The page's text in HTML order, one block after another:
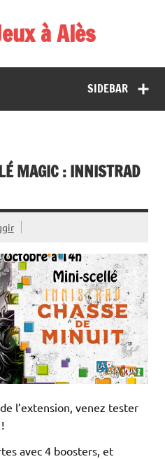
à Alès
et de tournois
SIDEBAR
MAGIC : INNISTRAD
l’extension, venez tester
avec 4 boosters, et